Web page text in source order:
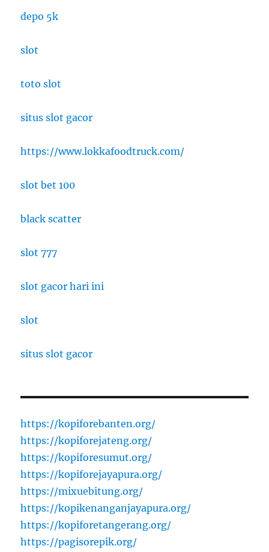
depo 5k
slot
toto slot
situs slot gacor
https://www.lokkafoodtruck.com/
slot bet 100
black scatter
slot 777
slot gacor hari ini
slot
situs slot gacor
https://kopiforebanten.org/
https://kopiforejateng.org/
https://kopiforesumut.org/
https://kopiforejayapura.org/
https://mixuebitung.org/
https://kopikenanganjayapura.org/
https://kopiforetangerang.org/
https://pagisorepik.org/